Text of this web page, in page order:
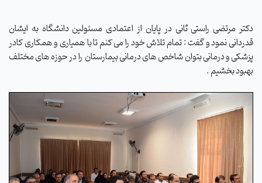
دکتر مرتضی راستی ثانی در پایان از اعتمادی مسئولین دانشگاه به ایشان
قدردانی نمود و گفت : تمام تلاش خود را می کنم تا با همیاری و همکاری کادر
پزشکی و درمانی بتوان شاخص های درمانی بیمارستان را در حوزه های مختلف
بهبود بخشیم .